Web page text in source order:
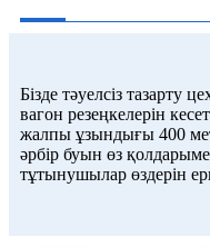
Бізде тәуелсіз тазарту
вагон резеңкелерін
жалпы ұзындығы 400
әрбір буын өз
тұтынушылар өздерін